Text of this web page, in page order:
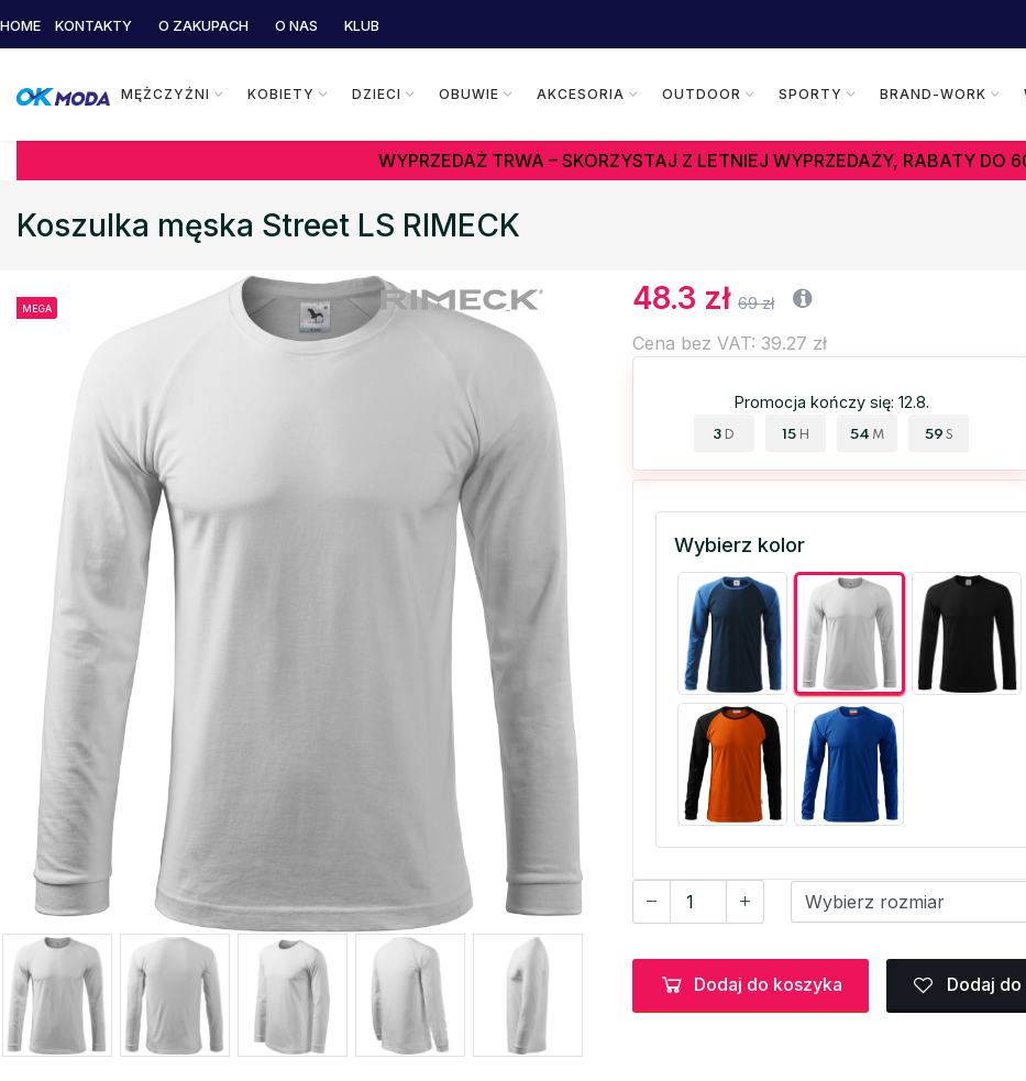
HOME KONTAKTY O ZAKUPACH O NAS KLUB
MĘŻCZYŹNI KOBIETY DZIECI OBUWIE AKCESORIA OUTDOOR SPORTY BRAND-WORK
WYPRZEDAŻ TRWA – SKORZYSTAJ Z LETNIEJ WYPRZEDAŻY, RABATY DO
Koszulka męska Street LS RIMECK
MEGA 48.3 zł 69 zł
Cena bez VAT: 39.27 zł
Promocja kończy się: 12.8.
3 D 15 H 54 M 59 S
Wybierz kolor
Dodaj do koszyka Dodaj